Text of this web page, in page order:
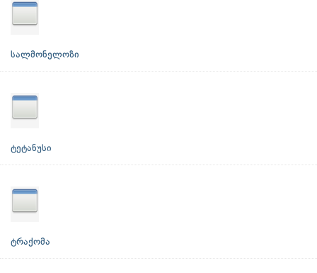
სალმონელოზი
ტეტანუსი
ტრაქომა